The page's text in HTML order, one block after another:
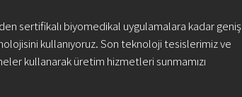
sertifikalı biyomedikal uygulamalara kadar geniş
kullanıyoruz. Son teknoloji tesislerimiz ve
kullanarak üretim hizmetleri sunmamızı